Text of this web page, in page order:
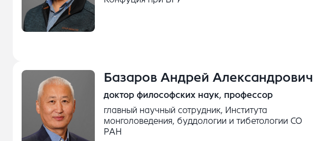
Базаров Андрей Александрович
доктор философских наук, профессор
главный научный сотрудник, Института
монголоведения, буддологии и тибетологии СО
РАН